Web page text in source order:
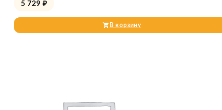
5 729 ₽
В корзину